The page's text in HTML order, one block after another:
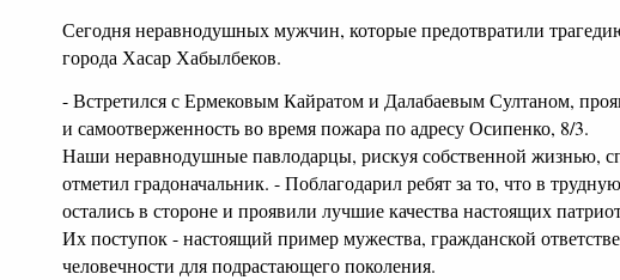
Сегодня неравнодушных мужчин, которые предотвратили
города Хасар Хабылбеков.
- Встретился с Ермековым Кайратом и Далабаевым Султаном,
и самоотверженность во время пожара по адресу Осипенко, 8/3.
Наши неравнодушные павлодарцы, рискуя собственной жизнью,
отметил градоначальник. - Поблагодарил ребят за то, что в
остались в стороне и проявили лучшие качества настоящих
Их поступок - настоящий пример мужества, гражданской
человечности для подрастающего поколения.